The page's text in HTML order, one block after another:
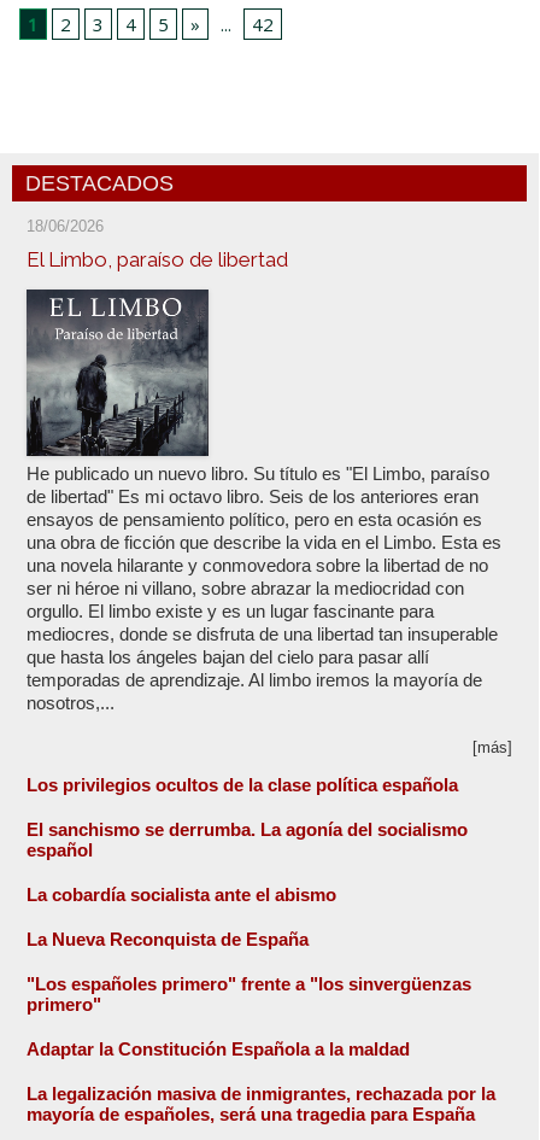
1
2 3 4 5 » ... 42
DESTACADOS
18/06/2026
El Limbo, paraíso de libertad
He publicado un nuevo libro. Su título es "El Limbo, paraíso
de libertad" Es mi octavo libro. Seis de los anteriores eran
ensayos de pensamiento político, pero en esta ocasión es
una obra de ficción que describe la vida en el Limbo. Esta es
una novela hilarante y conmovedora sobre la libertad de no
ser ni héroe ni villano, sobre abrazar la mediocridad con
orgullo. El limbo existe y es un lugar fascinante para
mediocres, donde se disfruta de una libertad tan insuperable
que hasta los ángeles bajan del cielo para pasar allí
temporadas de aprendizaje. Al limbo iremos la mayoría de
nosotros,...
[más]
Los privilegios ocultos de la clase política española
El sanchismo se derrumba. La agonía del socialismo
español
La cobardía socialista ante el abismo
La Nueva Reconquista de España
"Los españoles primero" frente a "los sinvergüenzas
primero"
Adaptar la Constitución Española a la maldad
La legalización masiva de inmigrantes, rechazada por la
mayoría de españoles, será una tragedia para España